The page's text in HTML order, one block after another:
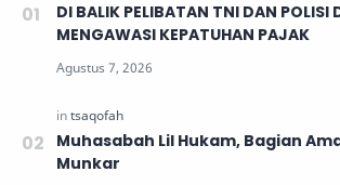
DI BALIK PELIBATAN TNI DAN POLISI
MENGAWASI KEPATUHAN PAJAK
Muhasabah Lil Hukam, Bagian
Munkar